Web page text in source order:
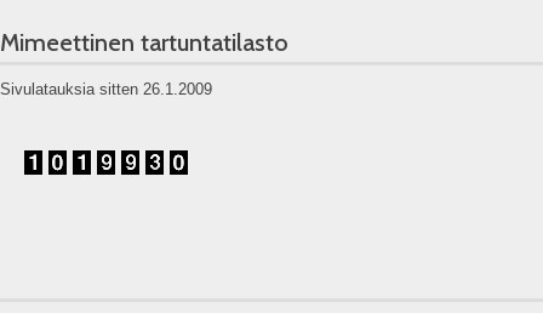
Mimeettinen tartuntatilasto
Sivulatauksia sitten 26.1.2009